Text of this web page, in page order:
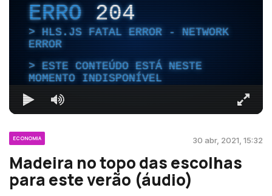
ERRO204
HLS.JS FATAL ERROR - NETWORK
ERROR
ESTE CONTEÚDO ESTÁ NESTE
MOMENTO INDISPONÍVEL
ECONOMIA 30 abr, 2021, 15:32
Madeira no topo das escolhas
para este verão (áudio)